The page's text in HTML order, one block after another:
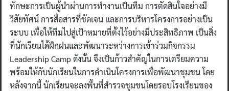
ทักษะการเป็นผู้นำผ่านการทำงานเป็นทีม การตัดสินใจอย่างมี
วิสัยทัศน์ การสื่อสารที่ชัดเจน และการบริหารโครงการอย่างเป็น
ระบบ เพื่อให้ทีมไปสู่เป้าหมายที่ตั้งไว้อย่างมีประสิทธิภาพ เป็นสิ่ง
ที่นักเรียนได้ฝึกฝนและพัฒนาระหว่างการเข้าร่วมกิจกรรม
Leadership Camp ดังนั้น จึงเป็นก้าวสำคัญในการเตรียมความ
พร้อมให้กับนักเรียนในการดำเนินโครงการเพื่อพัฒนาชุมชน โดย
หลังจากนี้ นักเรียนจะลงพื้นที่สำรวจชุมชนโดยรอบโรงเรียนของ